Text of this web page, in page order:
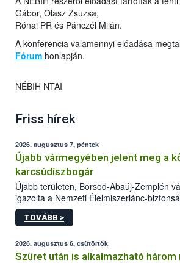
Gábor, Olasz Zsuzsa,
Rónai PR és Pánczél Milán.
A konferencia valamennyi előadása
Fórum honlapján.
NÉBIH NTAI
Friss hírek
2026. augusztus 7, péntek
Újabb vármegyében jelent meg a
karcsúdíszbogár
Újabb területen, Borsod-Abaúj-Zemplén
igazolta a Nemzeti Élelmiszerlánc-
kőrisrontó karcsúdíszbogár (Agrilus
kártevőt nem csak színcsapdában találták
az intenzív felderítést, emellett az
hatósággal is összehangolják a terjedés
TOVÁBB >
2026. augusztus 6, csütörtök
Szüret után is alkalmazható